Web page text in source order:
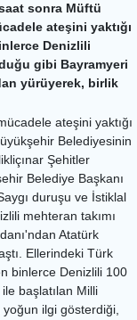
sonra Müftü
ateşini yaktığı
Denizlili
gibi Bayramyeri
yürüyerek, birlik
ateşini yaktığı
Belediyesinin
Şehitler
Belediye Başkanı
duruşu ve İstiklal
mehteran takımı
Atatürk
Ellerindeki Türk
binlerce Denizlili 100
başlatılan Milli
ilgi gösterdiği,